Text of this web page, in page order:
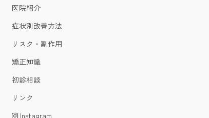
医院紹介
症状別改善方法
リスク・副作用
矯正知識
初診相談
リンク
Instagram